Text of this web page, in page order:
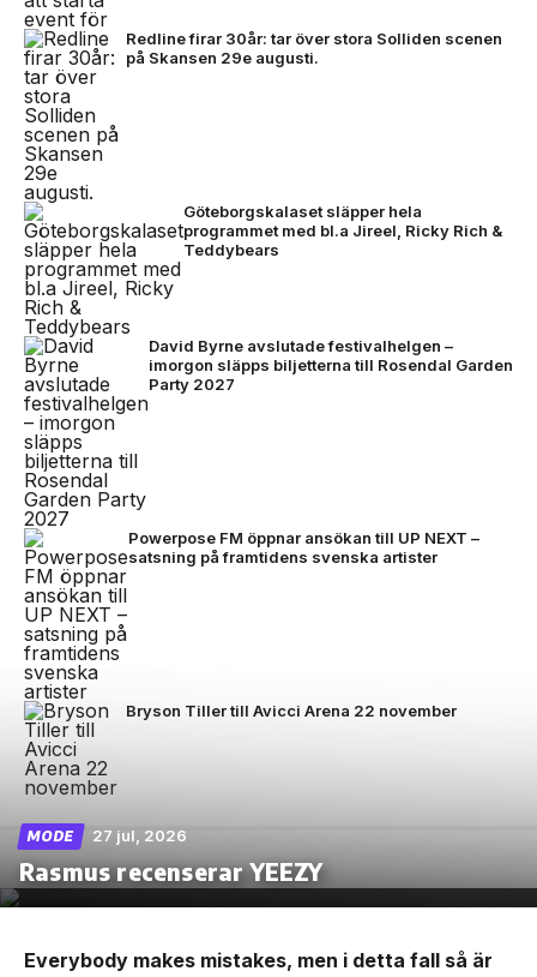
Redline firar 30år: tar över stora Solliden scenen
på Skansen 29e augusti.
Göteborgskalaset släpper hela
programmet med bl.a Jireel, Ricky Rich &
Teddybears
David Byrne avslutade festivalhelgen –
imorgon släpps biljetterna till Rosendal Garden
Party 2027
Powerpose FM öppnar ansökan till UP NEXT –
satsning på framtidens svenska artister
Bryson Tiller till Avicci Arena 22 november
MODE 27 jul, 2026
Rasmus recenserar YEEZY
Everybody makes mistakes, men i detta fall så är